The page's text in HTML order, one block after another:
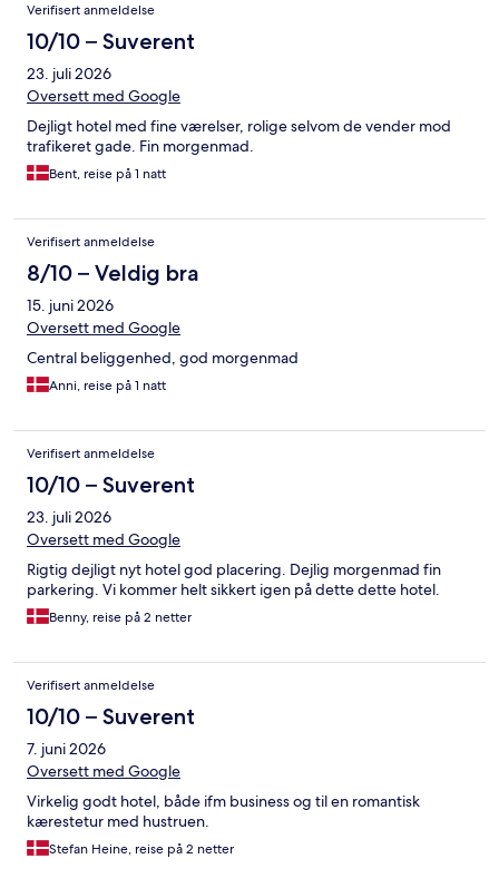
Verifisert anmeldelse
10/10 – Suverent
23. juli 2026
Oversett med Google
Dejligt hotel med fine værelser, rolige selvom de vender mod
trafikeret gade. Fin morgenmad.
Bent, reise på 1 natt
Verifisert anmeldelse
8/10 – Veldig bra
15. juni 2026
Oversett med Google
Central beliggenhed, god morgenmad
Anni, reise på 1 natt
Verifisert anmeldelse
10/10 – Suverent
23. juli 2026
Oversett med Google
Rigtig dejligt nyt hotel god placering. Dejlig morgenmad fin
parkering. Vi kommer helt sikkert igen på dette dette hotel.
Benny, reise på 2 netter
Verifisert anmeldelse
10/10 – Suverent
7. juni 2026
Oversett med Google
Virkelig godt hotel, både ifm business og til en romantisk
kærestetur med hustruen.
Stefan Heine, reise på 2 netter